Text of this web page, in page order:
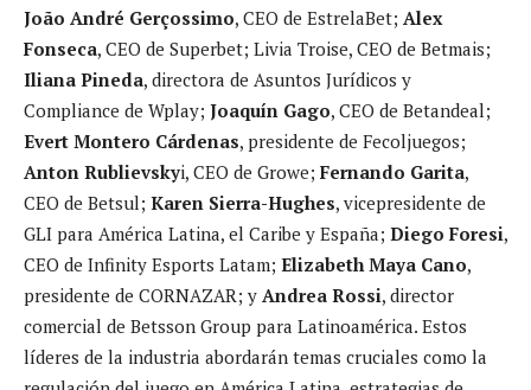
João André Gerçossimo, CEO de EstrelaBet; Alex
Fonseca, CEO de Superbet; Livia Troise, CEO de Betmais;
Iliana Pineda, directora de Asuntos Jurídicos y
Compliance de Wplay; Joaquín Gago, CEO de Betandeal;
Evert Montero Cárdenas, presidente de Fecoljuegos;
Anton Rublievskyi, CEO de Growe; Fernando Garita,
CEO de Betsul; Karen Sierra-Hughes, vicepresidente de
GLI para América Latina, el Caribe y España; Diego Foresi,
CEO de Infinity Esports Latam; Elizabeth Maya Cano,
presidente de CORNAZAR; y Andrea Rossi, director
comercial de Betsson Group para Latinoamérica. Estos
líderes de la industria abordarán temas cruciales como la